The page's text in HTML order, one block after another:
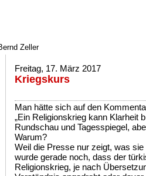
Zeller
Freitag, 17. März 2017
Kriegskurs
Man hätte sich auf den
„Ein Religionskrieg kann Klarheit
Rundschau und Tagesspiegel,
Warum?
Weil die Presse nur zeigt, was
wurde gerade noch, dass der
Religionskrieg, je nach